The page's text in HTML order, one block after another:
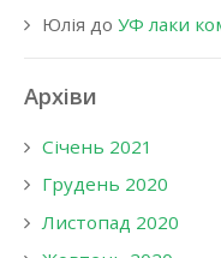
Юлія доУФ лаки
Архіви
Січень 2021
Грудень 2020
Листопад 2020